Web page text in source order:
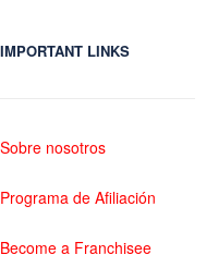
IMPORTANT LINKS
Sobre nosotros
Programa de Afiliación
Become a Franchisee